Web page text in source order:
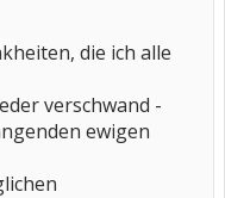
die ich alle
verschwand -
ewigen